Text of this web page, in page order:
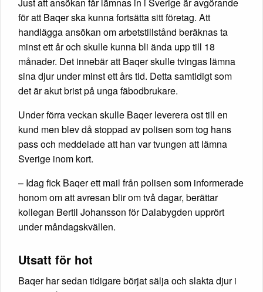
Just att ansökan får lämnas in i Sverige är avgörande
för att Baqer ska kunna fortsätta sitt företag. Att
handlägga ansökan om arbetstillstånd beräknas ta
minst ett år och skulle kunna bli ända upp till 18
månader. Det innebär att Baqer skulle tvingas lämna
sina djur under minst ett års tid. Detta samtidigt som
det är akut brist på unga fäbodbrukare.
Under förra veckan skulle Baqer leverera ost till en
kund men blev då stoppad av polisen som tog hans
pass och meddelade att han var tvungen att lämna
Sverige inom kort.
– Idag fick Baqer ett mail från polisen som informerade
honom om att avresan blir om två dagar, berättar
kollegan Bertil Johansson för Dalabygden upprört
under måndagskvällen.
Utsatt för hot
Baqer har sedan tidigare börjat sälja och slakta djur i